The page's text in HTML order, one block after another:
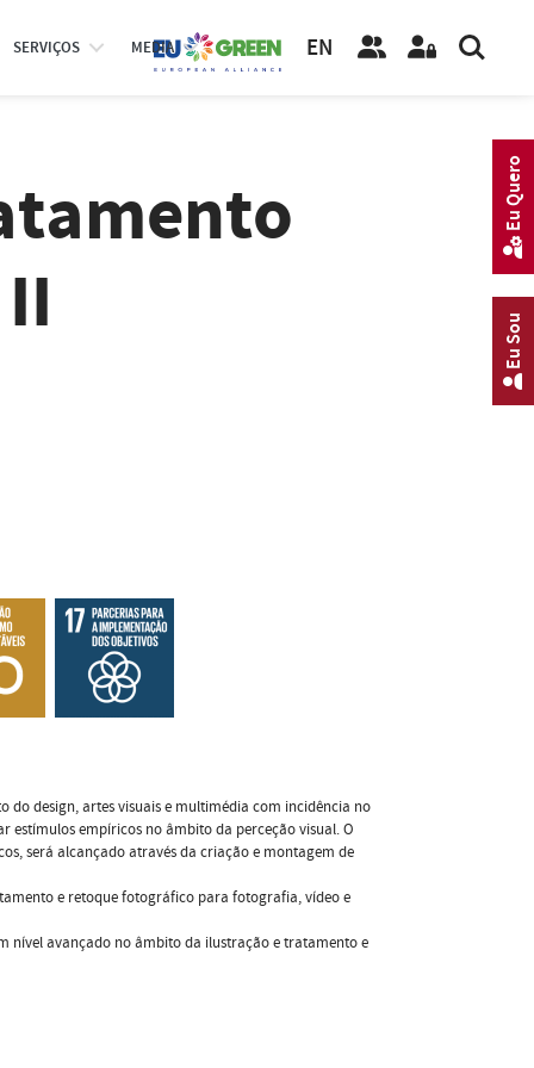
SERVIÇOS MEDIA EN
do design, artes visuais e multimédia com incidência no
estímulos empíricos no âmbito da perceção visual. O
será alcançado através da criação e montagem de
e retoque fotográfico para fotografia, vídeo e
nível avançado no âmbito da ilustração e tratamento e
Eu Sou
Eu Quero